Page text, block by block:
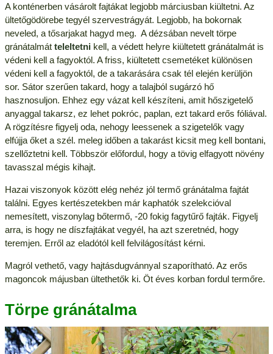
A konténerben vásárolt fajtákat legjobb márciusban kiültetni. Az
ültetőgödörebe tegyél szervestrágyát. Legjobb, ha bokornak
neveled, a tősarjakat hagyd meg. A dézsában nevelt törpe
gránátalmát teleltetnikell, a védett helyre kiültetett gránátalmát is
védeni kell a fagyoktól. A friss, kiültetett csemetéket különösen
védeni kell a fagyoktól, de a takarására csak tél elején kerüljön
sor. Sátor szerűen takard, hogy a talajból sugárzó hő
hasznosuljon. Ehhez egy vázat kell készíteni, amit hőszigetelő
anyaggal takarsz, ez lehet pokróc, paplan, ezt takard erős fóliával.
A rögzítésre figyelj oda, nehogy leessenek a szigetelők vagy
elfújja őket a szél. meleg időben a takarást kicsit meg kell bontani,
szellőztetni kell. Többször előfordul, hogy a tövig elfagyott növény
tavasszal mégis kihajt.
Hazai viszonyok között elég nehéz jól termő gránátalma fajtát
találni. Egyes kertészetekben már kaphatók szelekcióval
nemesített, viszonylag bőtermő, -20 fokig fagytűrő fajták. Figyelj
arra, is hogy ne díszfajtákat vegyél, ha azt szeretnéd, hogy
teremjen. Erről az eladótól kell felvilágosítást kérni.
Magról vethető, vagy hajtásdugvánnyal szaporítható. Az erős
magoncok májusban ültethetők ki. Öt éves korban fordul termőre.
Törpe gránátalma